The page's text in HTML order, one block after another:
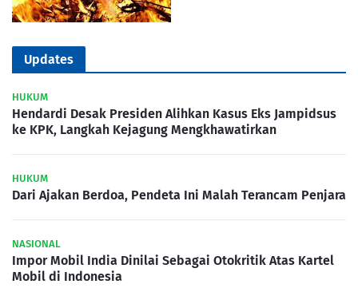
Updates
HUKUM
Hendardi Desak Presiden Alihkan Kasus Eks Jampidsus
ke KPK, Langkah Kejagung Mengkhawatirkan
HUKUM
Dari Ajakan Berdoa, Pendeta Ini Malah Terancam Penjara
NASIONAL
Impor Mobil India Dinilai Sebagai Otokritik Atas Kartel
Mobil di Indonesia